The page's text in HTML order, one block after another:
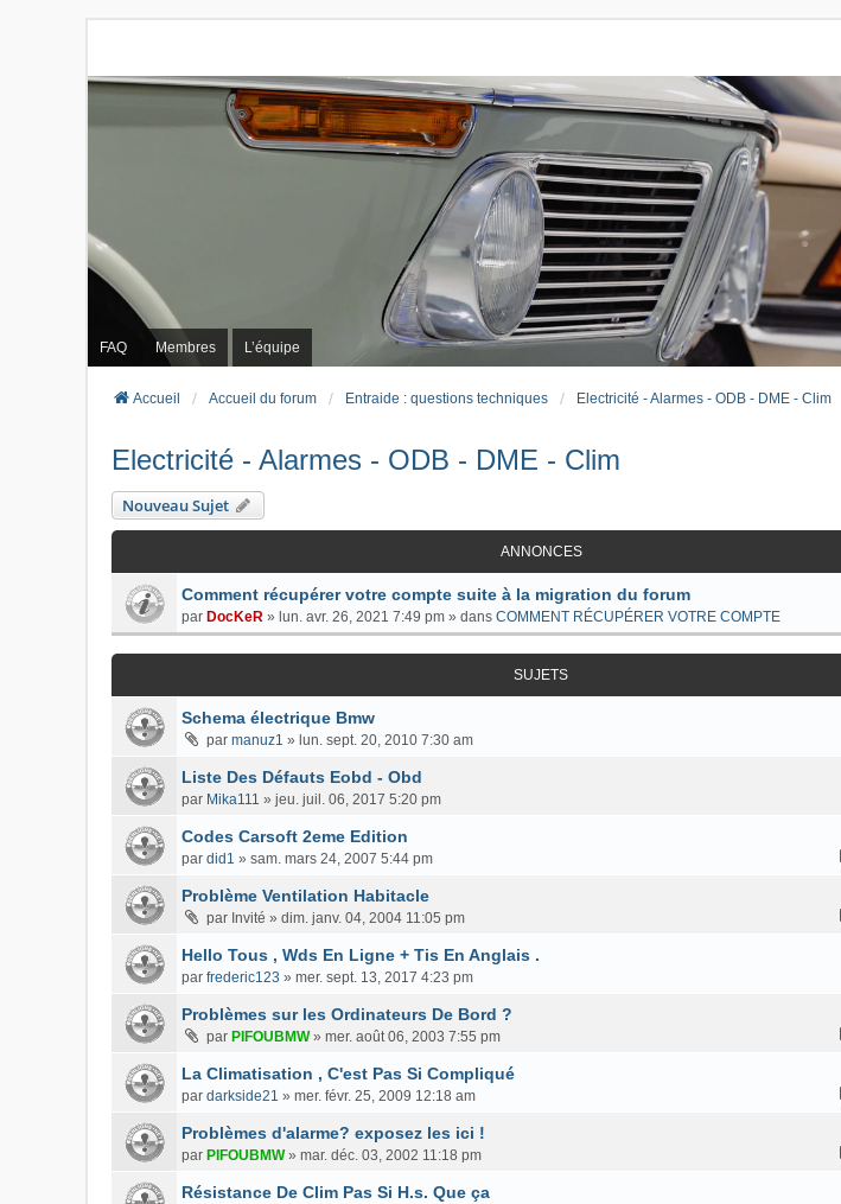
FAQ Membres L’équipe
Accueil Accueil du forum Entraide : questions techniques Electricité - Alarmes - ODB - DME - Clim
Electricité - Alarmes - ODB - DME - Clim
Nouveau Sujet
ANNONCES
Comment récupérer votre compte suite à la migration du forum
par DocKeR » lun. avr. 26, 2021 7:49 pm » dans COMMENT RÉCUPÉRER VOTRE COMPTE
SUJETS
Schema électrique Bmw
par manuz1 » lun. sept. 20, 2010 7:30 am
Liste Des Défauts Eobd - Obd
par Mika111 » jeu. juil. 06, 2017 5:20 pm
Codes Carsoft 2eme Edition
par did1 » sam. mars 24, 2007 5:44 pm
Problème Ventilation Habitacle
par Invité » dim. janv. 04, 2004 11:05 pm
Hello Tous , Wds En Ligne + Tis En Anglais .
par frederic123 » mer. sept. 13, 2017 4:23 pm
Problèmes sur les Ordinateurs De Bord ?
par PIFOUBMW» mer. août 06, 2003 7:55 pm
La Climatisation , C'est Pas Si Compliqué
par darkside21 » mer. févr. 25, 2009 12:18 am
Problèmes d'alarme? exposez les ici !
par PIFOUBMW» mar. déc. 03, 2002 11:18 pm
Résistance De Clim Pas Si H.s. Que ça